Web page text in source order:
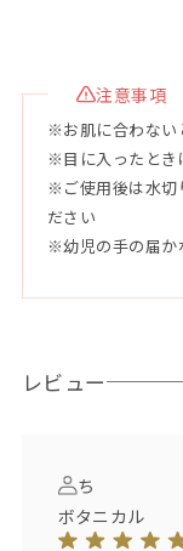
●容量 120g
●使用目安
未開封2年、開封後
●配合成分
ナッツ油、ヒマシ
ビスカス葉エキス
注意事項
※お肌に合わない
※目に入ったとき
※ご使用後は水切
ださい
※幼児の手の届か
レビュー
ち
ボタニカル